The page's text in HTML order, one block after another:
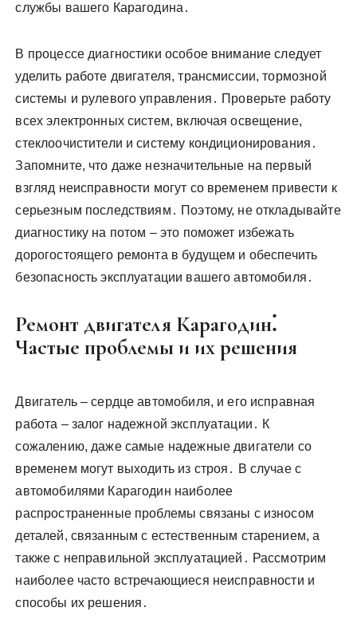
службы вашего Карагодина․
В процессе диагностики особое внимание следует
уделить работе двигателя, трансмиссии, тормозной
системы и рулевого управления․ Проверьте работу
всех электронных систем, включая освещение,
стеклоочистители и систему кондиционирования․
Запомните, что даже незначительные на первый
взгляд неисправности могут со временем привести к
серьезным последствиям․ Поэтому, не откладывайте
диагностику на потом – это поможет избежать
дорогостоящего ремонта в будущем и обеспечить
безопасность эксплуатации вашего автомобиля․
Ремонт двигателя Карагодин⁚
Частые проблемы и их решения
Двигатель – сердце автомобиля, и его исправная
работа – залог надежной эксплуатации․ К
сожалению, даже самые надежные двигатели со
временем могут выходить из строя․ В случае с
автомобилями Карагодин наиболее
распространенные проблемы связаны с износом
деталей, связанным с естественным старением, а
также с неправильной эксплуатацией․ Рассмотрим
наиболее часто встречающиеся неисправности и
способы их решения․